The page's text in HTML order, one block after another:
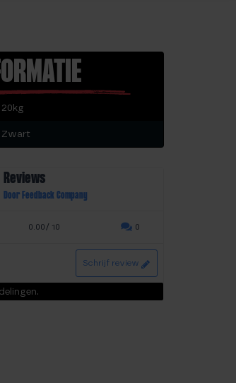
20kg
Zwart
Reviews
Door Feedback Company
0.00/ 10 0
Schrijf review